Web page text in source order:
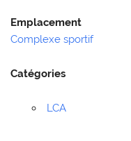
Emplacement
Complexe sportif
Catégories
LCA